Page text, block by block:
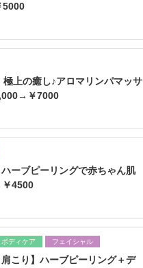
5000
極上の癒し♪アロマリンパマッサ
￥7000
ハーブピーリングで赤ちゃん肌
4500
ボディケア フェイシャル
肩こり】ハーブピーリング＋デ